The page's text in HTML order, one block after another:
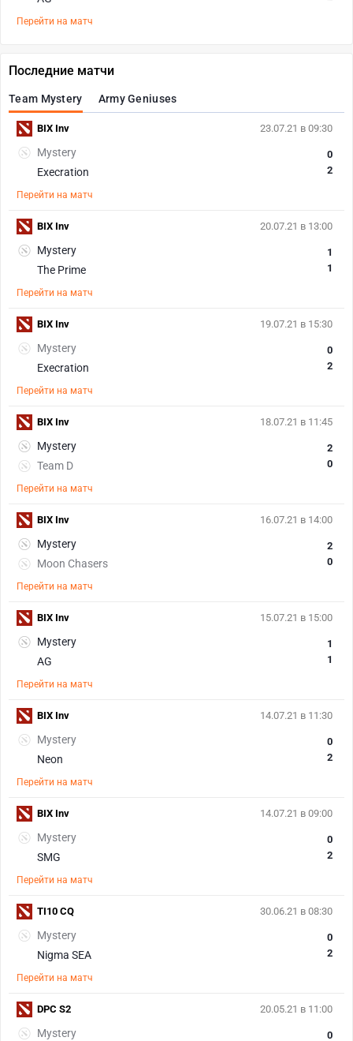
Перейти на матч
Последние матчи
Team Mystery Army Geniuses
23.07.21 в 09:30
Mystery
Execration
0
2
Перейти на матч
BIX Inv
20.07.21 в 13:00
Mystery
The Prime
1
1
Перейти на матч
BIX Inv
19.07.21 в 15:30
Mystery
Execration
0
2
Перейти на матч
BIX Inv
18.07.21 в 11:45
Mystery
Team D
2
0
Перейти на матч
BIX Inv
16.07.21 в 14:00
Mystery
Moon Chasers
2
0
Перейти на матч
BIX Inv
15.07.21 в 15:00
Mystery
AG
1
1
Перейти на матч
BIX Inv
14.07.21 в 11:30
Mystery
Neon
0
2
Перейти на матч
BIX Inv
14.07.21 в 09:00
Mystery
SMG
0
2
Перейти на матч
BIX Inv
30.06.21 в 08:30
Mystery
Nigma SEA
0
2
Перейти на матч
TI10 CQ
20.05.21 в 11:00
Mystery 0
DPC S2